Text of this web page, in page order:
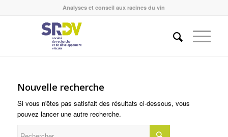
Analyses et conseil aux racines du vin
Nouvelle recherche
Si vous n'êtes pas satisfait des résultats ci-dessous, vous
pouvez lancer une autre recherche.